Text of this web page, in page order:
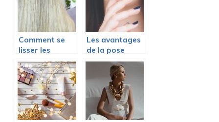
Comment se
lisser les
cheveux
parfaitement ?
Les avantages
de la pose
vernis semi-
permanent